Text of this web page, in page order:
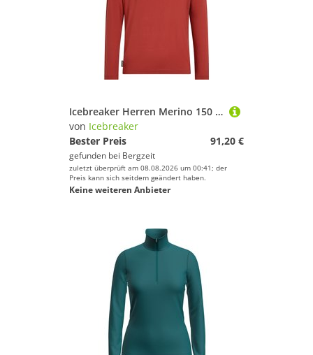
Icebreaker Herren Merino 150 Tech Lite Aoraki Explorer Longsleeve
von Icebreaker
Bester Preis
91,20 €
gefunden bei Bergzeit
zuletzt überprüft am 08.08.2026 um 00:41; der
Preis kann sich seitdem geändert haben.
Keine weiteren Anbieter